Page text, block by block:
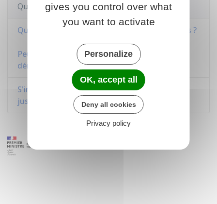
Questions ? Réponses !
Quelles sont les dates des prochaines élections ?
Peut-on voter sans avoir signalé son
déménagement ?
S'inscrire sur la liste électorale en mairie : quel
justificatif de domicile ?
gives you control over what
you want to activate
Personalize
OK, accept all
Deny all cookies
Privacy policy